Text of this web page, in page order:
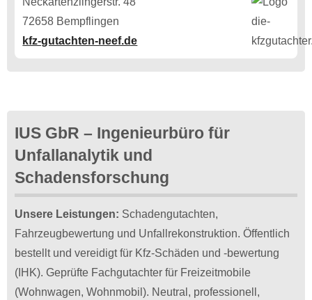
72658 Bempflingen
kfz-gutachten-neef.de
IUS GbR – Ingenieurbüro für
Unfallanalytik und
Schadensforschung
Unsere Leistungen: Schadengutachten,
Fahrzeugbewertung und Unfallrekonstruktion. Öffentlich
bestellt und vereidigt für Kfz-Schäden und -bewertung
(IHK). Geprüfte Fachgutachter für Freizeitmobile
(Wohnwagen, Wohnmobil). Neutral, professionell,